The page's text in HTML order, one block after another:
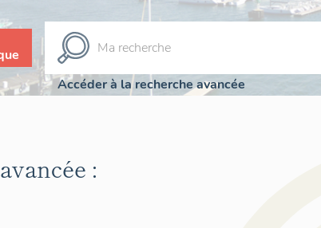
Accéder à la recherche avancée
: